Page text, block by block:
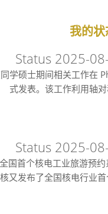
我的状
Status 2025-
学硕士期间相关工作在
式发表。该工作利用轴
Status 2025-
国首个核电工业旅游预约
又发布了全国核电行业